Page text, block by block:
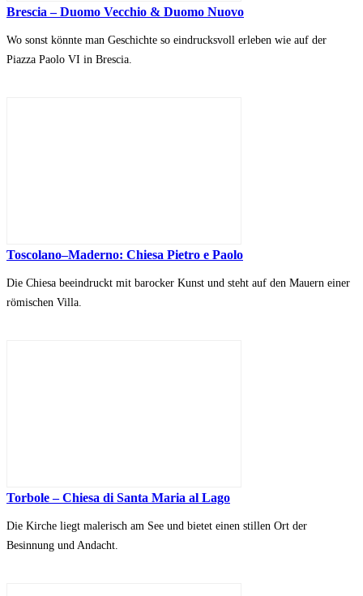
Brescia – Duomo Vecchio & Duomo Nuovo
Wo sonst könnte man Geschichte so eindrucksvoll erleben wie auf der
Piazza Paolo VI in Brescia.
Toscolano–Maderno: Chiesa Pietro e Paolo
Die Chiesa beeindruckt mit barocker Kunst und steht auf den Mauern einer
römischen Villa.
Torbole – Chiesa di Santa Maria al Lago
Die Kirche liegt malerisch am See und bietet einen stillen Ort der
Besinnung und Andacht.